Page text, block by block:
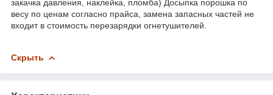
закачка давления, наклейка, пломба) Досыпка порошка по
весу по ценам согласно прайса, замена запасных частей не
входит в стоимость перезарядки огнетушителей.
Скрыть